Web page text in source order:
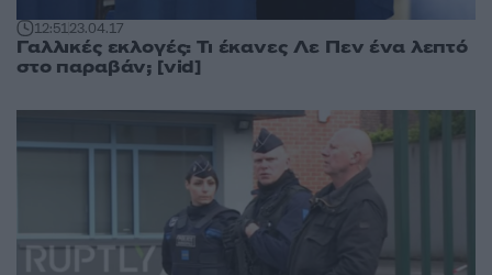
12:5123.04.17
Γαλλικές εκλογές: Τι έκανες Λε Πεν ένα λεπτό
στο παραβάν; [vid]